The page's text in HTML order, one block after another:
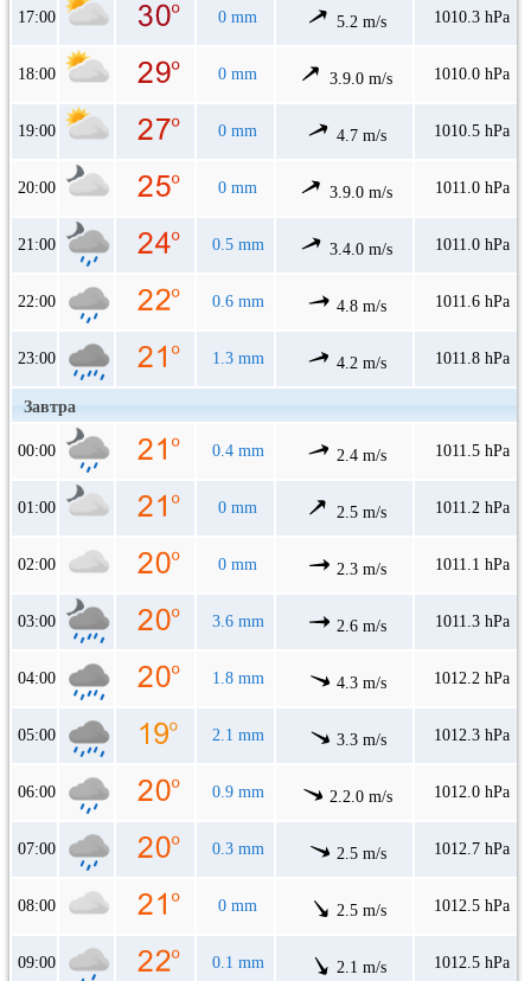
17:00 0 mm 5.2 m/s 1010.3 hPa
18:00 0 mm 3.9.0 m/s 1010.0 hPa
19:00 0 mm 4.7 m/s 1010.5 hPa
20:00 0 mm 3.9.0 m/s 1011.0 hPa
21:00 0.5 mm 3.4.0 m/s 1011.0 hPa
22:00 0.6 mm 4.8 m/s 1011.6 hPa
23:00 1.3 mm 4.2 m/s 1011.8 hPa
Завтра
00:00 0.4 mm 2.4 m/s 1011.5 hPa
01:00 0 mm 2.5 m/s 1011.2 hPa
02:00 0 mm 2.3 m/s 1011.1 hPa
03:00 3.6 mm 2.6 m/s 1011.3 hPa
04:00 1.8 mm 4.3 m/s 1012.2 hPa
05:00 2.1 mm 3.3 m/s 1012.3 hPa
06:00 0.9 mm 2.2.0 m/s 1012.0 hPa
07:00 0.3 mm 2.5 m/s 1012.7 hPa
08:00 0 mm 2.5 m/s 1012.5 hPa
09:00 0.1 mm 2.1 m/s 1012.5 hPa